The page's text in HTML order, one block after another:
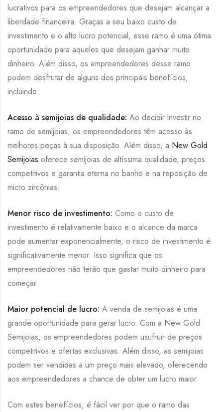
lucrativos para os empreendedores que desejam alcançar a
liberdade financeira. Graças a seu baixo custo de
investimento e o alto lucro potencial, esse ramo é uma ótima
oportunidade para aqueles que desejam ganhar muito
dinheiro. Além disso, os empreendedores desse ramo
podem desfrutar de alguns dos principais benefícios,
incluindo:
Acesso à semijoias de qualidade: Ao decidir investir no
ramo de semijoias, os empreendedores têm acesso às
melhores peças à sua disposição. Além disso, a New Gold
Semijoias oferece semijoias de altíssima qualidade, preços
competitivos e garantia eterna no banho e na reposição de
micro zircônias.
Menor risco de investimento: Como o custo de
investimento é relativamente baixo e o alcance da marca
pode aumentar exponencialmente, o risco de investimento é
significativamente menor. Isso significa que os
empreendedores não terão que gastar muito dinheiro para
começar.
Maior potencial de lucro: A venda de semijoias é uma
grande oportunidade para gerar lucro. Com a New Gold
Semijoias, os empreendedores podem usufruir de preços
competitivos e ofertas exclusivas. Além disso, as semijoias
podem ser vendidas a um preço mais elevado, oferecendo
aos empreendedores a chance de obter um lucro maior.
Com estes benefícios, é fácil ver por que o ramo das